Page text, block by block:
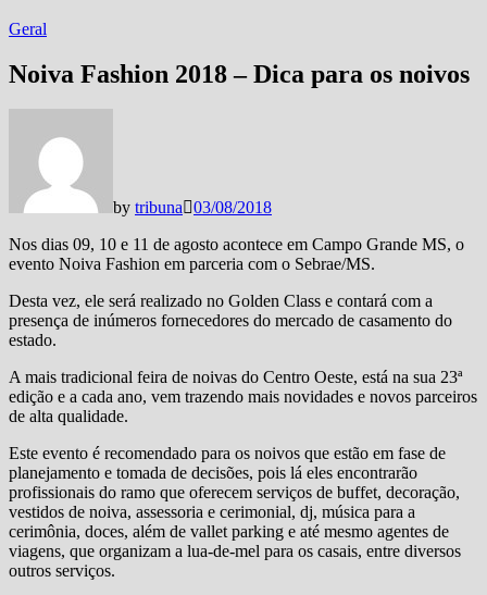
Geral
Noiva Fashion 2018 – Dica para os noivos
by tribuna
03/08/2018
Nos dias 09, 10 e 11 de agosto acontece em Campo Grande MS, o
evento Noiva Fashion em parceria com o Sebrae/MS.
Desta vez, ele será realizado no Golden Class e contará com a
presença de inúmeros fornecedores do mercado de casamento do
estado.
A mais tradicional feira de noivas do Centro Oeste, está na sua 23ª
edição e a cada ano, vem trazendo mais novidades e novos parceiros
de alta qualidade.
Este evento é recomendado para os noivos que estão em fase de
planejamento e tomada de decisões, pois lá eles encontrarão
profissionais do ramo que oferecem serviços de buffet, decoração,
vestidos de noiva, assessoria e cerimonial, dj, música para a
cerimônia, doces, além de vallet parking e até mesmo agentes de
viagens, que organizam a lua-de-mel para os casais, entre diversos
outros serviços.